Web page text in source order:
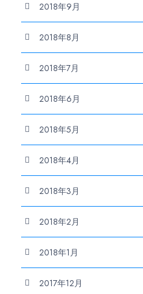
2018年9月
2018年8月
2018年7月
2018年6月
2018年5月
2018年4月
2018年3月
2018年2月
2018年1月
2017年12月